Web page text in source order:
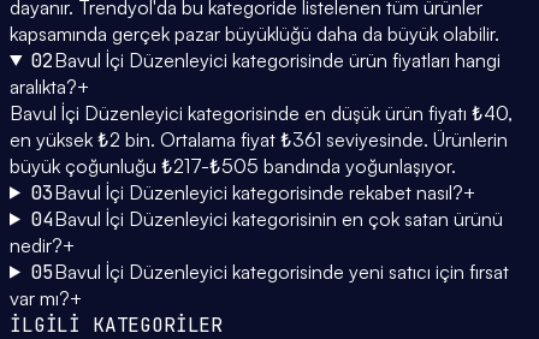
dayanır. Trendyol'da bu kategoride listelenen tüm ürünler
kapsamında gerçek pazar büyüklüğü daha da büyük olabilir.
02Bavul İçi Düzenleyici kategorisinde ürün fiyatları hangi
aralıkta?+
Bavul İçi Düzenleyici kategorisinde en düşük ürün fiyatı ₺40,
en yüksek ₺2 bin. Ortalama fiyat ₺361 seviyesinde. Ürünlerin
büyük çoğunluğu ₺217-₺505 bandında yoğunlaşıyor.
03Bavul İçi Düzenleyici kategorisinde rekabet nasıl?+
04Bavul İçi Düzenleyici kategorisinin en çok satan ürünü
nedir?+
05Bavul İçi Düzenleyici kategorisinde yeni satıcı için fırsat
var mı?+
İLGİLİ KATEGORİLER